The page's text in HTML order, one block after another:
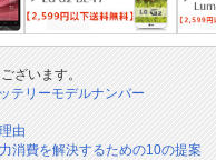
ざいます。
テリーモデルナンバー
由
消費を解決するための10の提案